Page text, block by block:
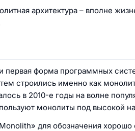
архитектура – вполне
первая форма программных
строились именно как
в 2010-е годы на волне
монолиты под высокой
для обозначения